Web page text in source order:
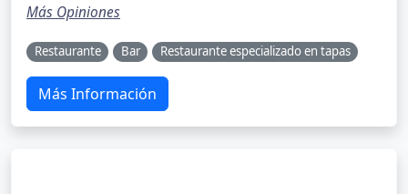
Más Opiniones
Restaurante Bar Restaurante especializado en tapas
Más Información